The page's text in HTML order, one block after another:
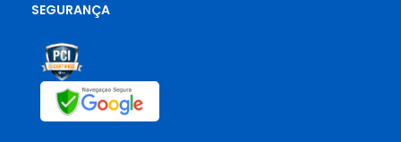
SEGURANÇA